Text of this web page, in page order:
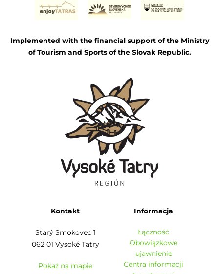
Implemented with the financial support of the Ministry
of Tourism and Sports of the Slovak Republic.
Kontakt
Starý Smokovec 1
062 01 Vysoké Tatry
Pokaż na mapie
Informacja
Łączność
Obowiązkowe
ujawnienie
Centra informacji